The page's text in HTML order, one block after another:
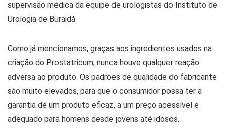
supervisão médica da equipe de urologistas do Instituto de
Urologia de Buraidá.
Como já mencionamos, graças aos ingredientes usados ​​na
criação do Prostatricum, nunca houve qualquer reação
adversa ao produto. Os padrões de qualidade do fabricante
são muito elevados, para que o consumidor possa ter a
garantia de um produto eficaz, a um preço acessível e
adequado para homens desde jovens até idosos.